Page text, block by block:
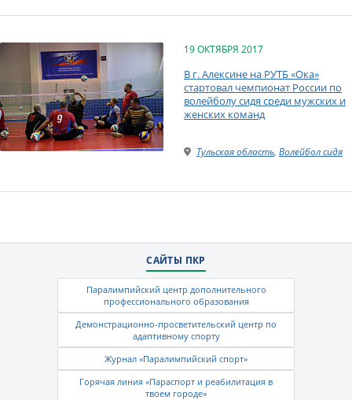
19 ОКТЯБРЯ 2017
В г. Алексине на РУТБ «Ока»
стартовал чемпионат России по
волейболу сидя среди мужских и
женских команд
Тульская область, Волейбол сидя
САЙТЫ ПКР
Паралимпийский центр дополнительного
профессионального образования
Демонстрационно-просветительский центр по
адаптивному спорту
Журнал «Паралимпийский спорт»
Горячая линия «Параспорт и реабилитация в
твоем городе»